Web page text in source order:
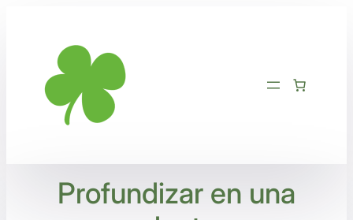
contenido
Profundizar en una